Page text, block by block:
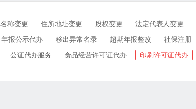
名称变更 住所地址变更 股权变更 法定代表人变更
年报公示代办 移出异常名录 超期年报整改 社保注册
公证代办服务 食品经营许可证代办 印刷许可证代办